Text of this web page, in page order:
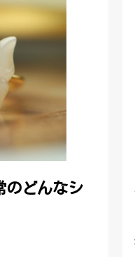
答下さり、信頼できるシ
客様にご満足いただけたこ
き続きどうぞよろしくお願
どんなシ